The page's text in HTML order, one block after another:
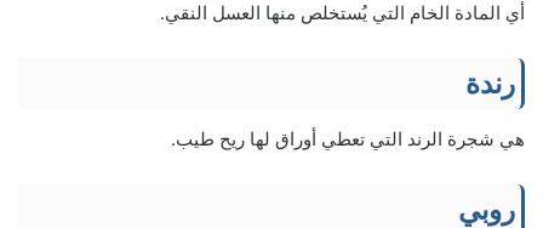
أي المادة الخام التي يُستخلص منها العسل النقي.
رندة
هي شجرة الرند التي تعطي أوراق لها ريح طيب.
روبي